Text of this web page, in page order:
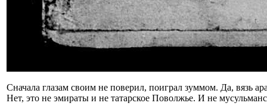
Сначала глазам своим не поверил, поиграл зуммом. Да, вязь
Нет, это не эмираты и не татарское Поволжье. И не